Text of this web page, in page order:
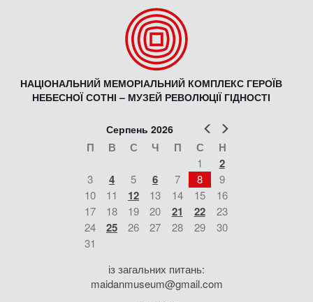
НАЦІОНАЛЬНИЙ МЕМОРІАЛЬНИЙ КОМПЛЕКС ГЕРОЇВ
НЕБЕСНОЇ СОТНІ – МУЗЕЙ РЕВОЛЮЦІЇ ГІДНОСТІ
Попер
Серпень 2026
П В С Ч П С Н
1 2
3 4 5 6 7 8
9
10
11 12 13 14 15
16
17
18 19 20 21 22
23
24
25 26 27 28 29
30
31
із загальних питань:
maidanmuseum@gmail.com